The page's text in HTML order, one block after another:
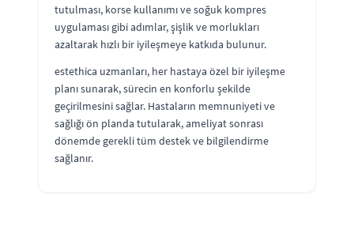
tutulması, korse kullanımı ve soğuk kompres
uygulaması gibi adımlar, şişlik ve morlukları
azaltarak hızlı bir iyileşmeye katkıda bulunur.
estethica uzmanları, her hastaya özel bir iyileşme
planı sunarak, sürecin en konforlu şekilde
geçirilmesini sağlar. Hastaların memnuniyeti ve
sağlığı ön planda tutularak, ameliyat sonrası
dönemde gerekli tüm destek ve bilgilendirme
sağlanır.